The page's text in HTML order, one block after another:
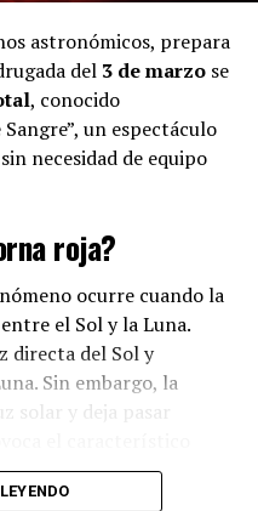
astronómicos, prepara
del 3 de marzose
, conocido
un espectáculo
necesidad de equipo
roja?
ocurre cuando la
el Sol y la Luna.
directa del Sol y
Sin embargo, la
y deja pasar